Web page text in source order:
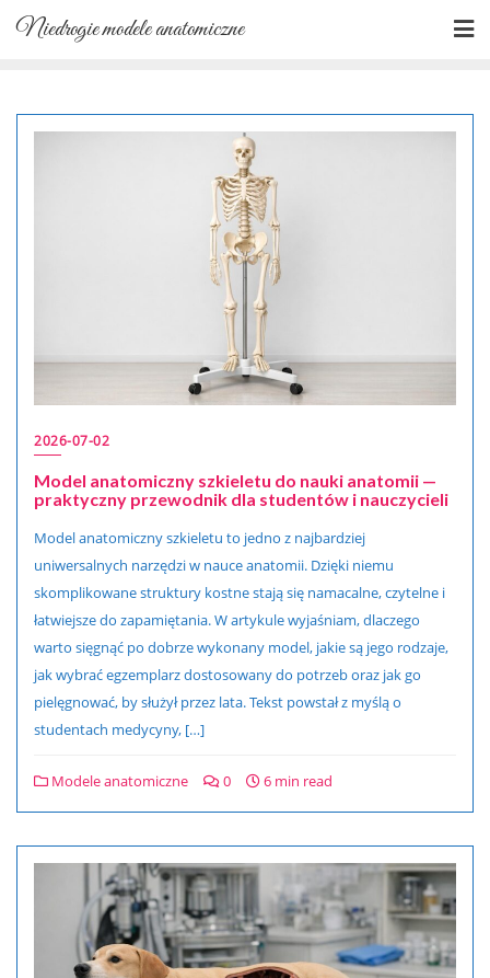
Skip
Niedrogie modele anatomiczne
2026-07-02
Model anatomiczny szkieletu do nauki anatomii —
praktyczny przewodnik dla studentów i nauczycieli
Model anatomiczny szkieletu to jedno z najbardziej
uniwersalnych narzędzi w nauce anatomii. Dzięki niemu
skomplikowane struktury kostne stają się namacalne, czytelne i
łatwiejsze do zapamiętania. W artykule wyjaśniam, dlaczego
warto sięgnąć po dobrze wykonany model, jakie są jego rodzaje,
jak wybrać egzemplarz dostosowany do potrzeb oraz jak go
pielęgnować, by służył przez lata. Tekst powstał z myślą o
studentach medycyny, […]
Modele anatomiczne 0 6 min read